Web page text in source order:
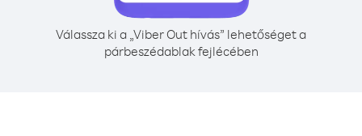
Válassza ki a „Viber Out hívás” lehetőséget a
párbeszédablak fejlécében